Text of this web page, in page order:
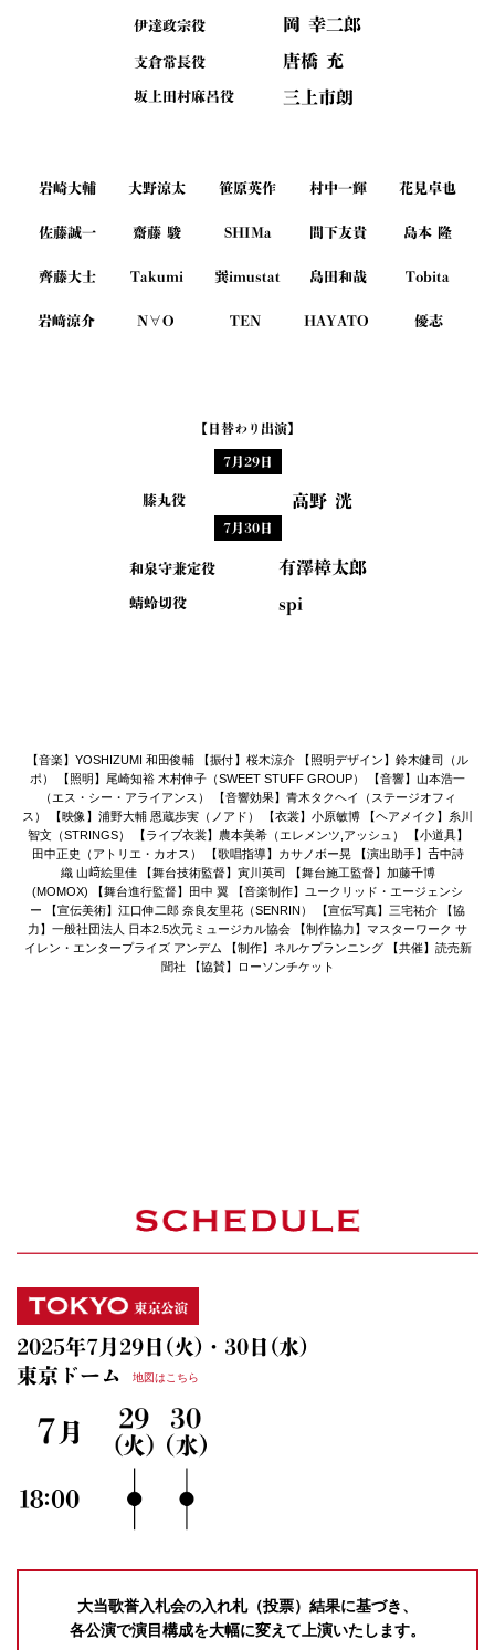
伊達政宗役 岡 幸二郎
支倉常長役 唐橋 充
坂上田村麻呂役 三上市朗
岩崎大輔 大野涼太 笹原英作 村中一輝 花見卓也
佐藤誠一 齋藤 駿 SHIMa 間下友貴 島本 隆
齊藤大士 Takumi 巽imustat 島田和哉 Tobita
岩﨑涼介 N∀O TEN HAYATO 優志
【日替わり出演】
7月29日
膝丸役 高野 洸
7月30日
和泉守兼定役 有澤樟太郎
蜻蛉切役 spi
【音楽】YOSHIZUMI 和田俊輔 【振付】桜木涼介 【照明デザイン】鈴木健司（ル
ポ） 【照明】尾崎知裕 木村伸子（SWEET STUFF GROUP） 【音響】山本浩一
（エス・シー・アライアンス） 【音響効果】青木タクヘイ（ステージオフィ
ス） 【映像】浦野大輔 恩蔵歩実（ノアド） 【衣裳】小原敏博 【ヘアメイク】糸川
智文（STRINGS） 【ライブ衣裳】農本美希（エレメンツ,アッシュ） 【小道具】
田中正史（アトリエ・カオス） 【歌唱指導】カサノボー晃 【演出助手】𠮷中詩
織 山﨑絵里佳 【舞台技術監督】寅川英司 【舞台施工監督】加藤千博
(MOMOX) 【舞台進行監督】田中 翼 【音楽制作】ユークリッド・エージェンシ
ー 【宣伝美術】江口伸二郎 奈良友里花（SENRIN） 【宣伝写真】三宅祐介 【協
力】一般社団法人 日本2.5次元ミュージカル協会 【制作協力】マスターワーク サ
イレン・エンタープライズ アンデム 【制作】ネルケプランニング 【共催】読売新
聞社 【協賛】ローソンチケット
2025年7月29日(火)・30日(水)
東京ドーム
地図はこちら
大当歌誉入札会の入れ札（投票）結果に基づき、
各公演で演目構成を大幅に変えて上演いたします。